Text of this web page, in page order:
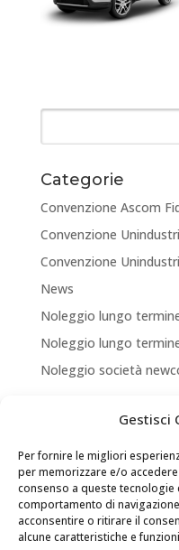
Gestisci
Per fornire le migliori
per memorizzare e/o
consenso a queste
comportamento di
acconsentire o ritirare il
alcune caratteristiche e
Categorie
Convenzione Ascom
Convenzione
Convenzione
News
Noleggio lungo
Noleggio lungo
Noleggio società
Articoli recenti
ASSICURA LA TUA
NEW LOCATION +
Convenzione Soci di
VENEZIA ROVIGO